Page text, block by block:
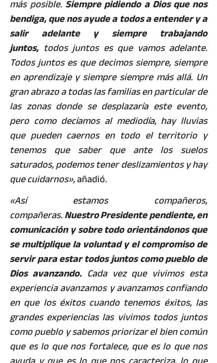
más posible. Siempre pidiendo a Dios que nos
bendiga, que nos ayude a todos a entender y a
salir adelante y siempre trabajando
juntos, todos juntos es que vamos adelante.
Todos juntos es que decimos siempre, siempre
en aprendizaje y siempre siempre más allá. Un
gran abrazo a todas las familias en particular de
las zonas donde se desplazaría este evento,
pero como decíamos al mediodía, hay lluvias
que pueden caernos en todo el territorio y
tenemos que saber que ante los suelos
saturados, podemos tener deslizamientos y hay
que cuidarnos»,añadió.
«Así estamos compañeros,
compañeras.Nuestro Presidente pendiente, en
comunicación y sobre todo orientándonos que
se multiplique la voluntad y el compromiso de
servir para estar todos juntos como pueblo de
Dios avanzando.Cada vez que vivimos esta
experiencia avanzamos y avanzamos confiando
en que los éxitos cuando tenemos éxitos, las
grandes experiencias las vivimos todos juntos
como pueblo y sabemos priorizar el bien común
que es lo que nos fortalece, que es lo que nos